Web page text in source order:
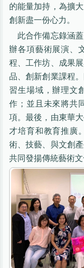
的能量加持，為擴
創新盡一份心力。
此合作備忘錄涵
辦各項藝術展演、
程、工作坊、成果
品、創新創業課程
習生場域，辦理文
作；並且未來將共
項。最後，由東華
才培育和教育推廣
術、技藝、與文創
共同發揚傳統藝術